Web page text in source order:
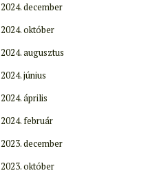
2024. december
2024. október
2024. augusztus
2024. június
2024. április
2024. február
2023. december
2023. október